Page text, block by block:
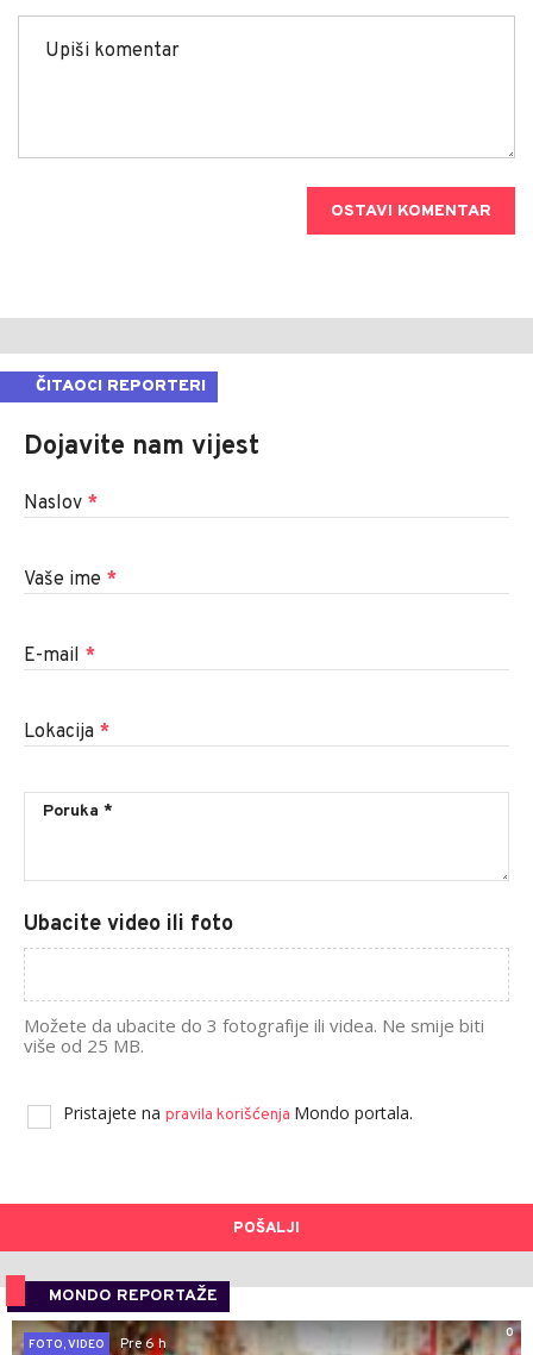
OSTAVI KOMENTAR
ČITAOCI REPORTERI
Dojavite nam vijest
Naslov *
Vaše ime *
E-mail *
Lokacija *
Ubacite video ili foto
Možete da ubacite do 3 fotografije ili videa. Ne smije biti
više od 25 MB.
Pristajete na pravila korišćenja Mondo portala.
POŠALJI
MONDO REPORTAŽE
0
FOTO, VIDEO
Pre 6 h